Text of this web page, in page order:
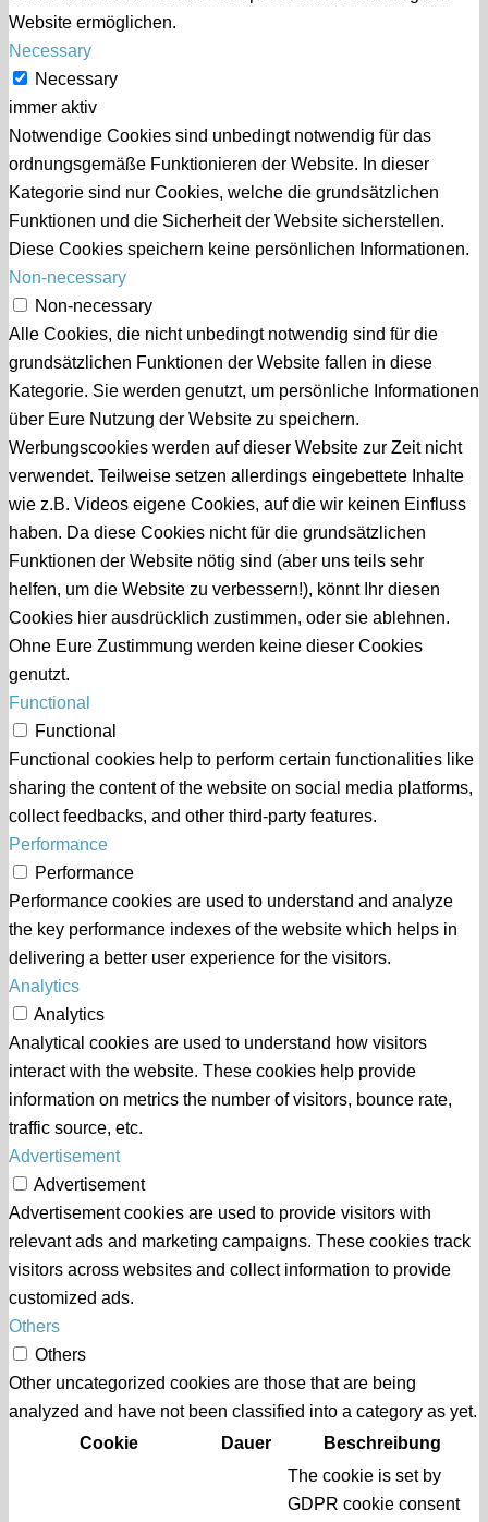
Website ermöglichen.
Necessary
Necessary
immer aktiv
Notwendige Cookies sind unbedingt notwendig für das
ordnungsgemäße Funktionieren der Website. In dieser
Kategorie sind nur Cookies, welche die grundsätzlichen
Funktionen und die Sicherheit der Website sicherstellen.
Diese Cookies speichern keine persönlichen Informationen.
Non-necessary
Non-necessary
Alle Cookies, die nicht unbedingt notwendig sind für die
grundsätzlichen Funktionen der Website fallen in diese
Kategorie. Sie werden genutzt, um persönliche Informationen
über Eure Nutzung der Website zu speichern.
Werbungscookies werden auf dieser Website zur Zeit nicht
verwendet. Teilweise setzen allerdings eingebettete Inhalte
wie z.B. Videos eigene Cookies, auf die wir keinen Einfluss
haben. Da diese Cookies nicht für die grundsätzlichen
Funktionen der Website nötig sind (aber uns teils sehr
helfen, um die Website zu verbessern!), könnt Ihr diesen
Cookies hier ausdrücklich zustimmen, oder sie ablehnen.
Ohne Eure Zustimmung werden keine dieser Cookies
genutzt.
Functional
Functional
Functional cookies help to perform certain functionalities like
sharing the content of the website on social media platforms,
collect feedbacks, and other third-party features.
Performance
Performance
Performance cookies are used to understand and analyze
the key performance indexes of the website which helps in
delivering a better user experience for the visitors.
Analytics
Analytics
Analytical cookies are used to understand how visitors
interact with the website. These cookies help provide
information on metrics the number of visitors, bounce rate,
traffic source, etc.
Advertisement
Advertisement
Advertisement cookies are used to provide visitors with
relevant ads and marketing campaigns. These cookies track
visitors across websites and collect information to provide
customized ads.
Others
Others
Other uncategorized cookies are those that are being
analyzed and have not been classified into a category as yet.
Cookie
Dauer Beschreibung
The cookie is set by
GDPR cookie consent